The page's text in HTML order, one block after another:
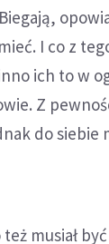
I co z
ich to w
Z
do
musiał